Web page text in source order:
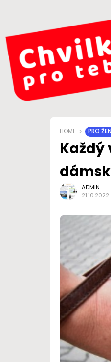
HOME PRO
Každý
ADMIN
21.10.2022